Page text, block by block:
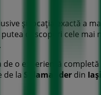
și locația exactă a
putea descoperi cele
.
o experiență
de la Salamander din Iași